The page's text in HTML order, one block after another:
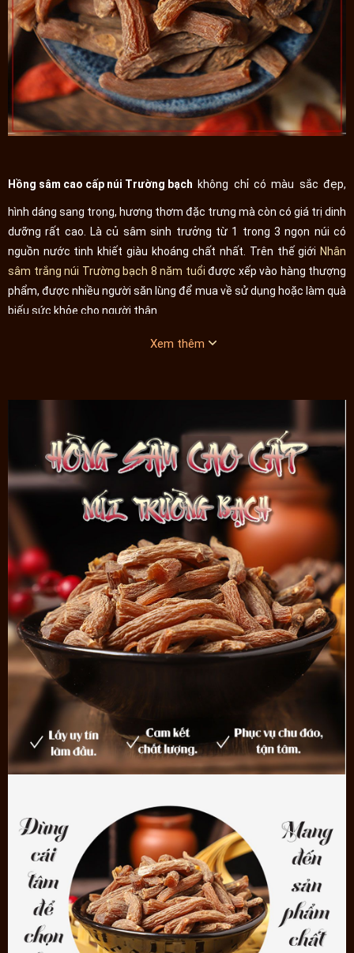
Hồng sâm cao cấp núi Trường bạch không chỉ có màu sắc đẹp,
hình dáng sang trọng, hương thơm đặc trưng mà còn có giá trị dinh
dưỡng rất cao. Là củ sâm sinh trưởng từ 1 trong 3 ngọn núi có
nguồn nước tinh khiết giàu khoáng chất nhất. Trên thế giới Nhân
sâm trắng núi Trường bạch 8 năm tuổi được xếp vào hàng thượng
phẩm, được nhiều người săn lùng để mua về sử dụng hoặc làm quà
biếu sức khỏe cho người thân.
Công dụng và cách dùng sâm khô
3g hồng sâm với 1 người không dùng trong 2 tuần sẽ cảm nhận rõ
ràng sự khác biệt. Người sử dùng liên tục mỗi ngày thay đổi vị giác,
từ chán ăn thành thèm ăn, ăn ngon miệng, tinh tần luốn phấn chấn,
vui vẻ, sức khỏe tố ta nhờ vậy ngủ ngon, phòng được bệnh tật.
Sâm khô núi Trường bạch cũng bảo quản được rất lâu, 1 hộp sâm
khô dùng trong vài tháng, hãm trà, ăn trực tiếp, sắc nước uống,
ngâm bình, ngâm mật ong, nấu cháo, hầm canh... đều phù hợp.Tác
dụng của hồng sâmđối với sức khỏe con người đã được nghiên
cứu rất kỹ lưỡng, sử dụng thường xuyên mang lại hiệu quả cao.
Chúng tôi cam kết về sâm Trường bạch :
- Củ nhân sâm được vận chuyển tốc hành xuống núi, nhận họp sâm
mở ra ngửi thấy cả mùi đất rừng còn ấm nồng.
- Sâm khô sơ chế thủ công nên giữ nguyên được hương vị nguyên
bản, dùng rất dôi, mỗi ngày vài lát cũng mang lại hiệu quả bất ngờ.
- Củ sâm rất đẹp, hình dáng đẹp, màu sắc đẹp, tựu nhiều yếu tố
- Hàm lượng dinh dưỡng cao, dễ ăn, sâm sây khô có thể bảo quản
được nhiều năm không hư hỏng
:
- Sản phẩm không phải là thuốc không có tác dụng thay thế thuốc
chữa bệnh.
Xem thêm